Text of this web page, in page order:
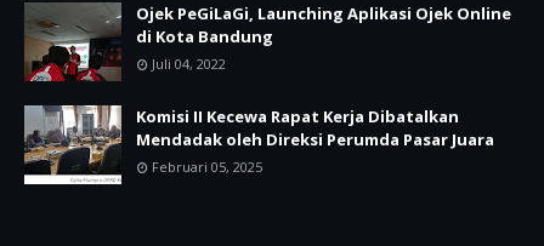
Ojek PeGiLaGi, Launching Aplikasi Ojek Online
di Kota Bandung
Juli 04, 2022
Komisi II Kecewa Rapat Kerja Dibatalkan
Mendadak oleh Direksi Perumda Pasar Juara
Februari 05, 2025